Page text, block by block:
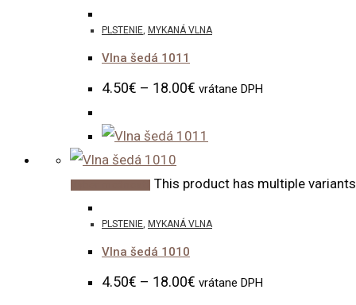
PLSTENIE, MYKANÁ VLNA
Vlna šedá 1011
4.50€ – 18.00€ vrátane DPH
This product has multiple
PLSTENIE, MYKANÁ VLNA
Vlna šedá 1010
4.50€ – 18.00€ vrátane DPH